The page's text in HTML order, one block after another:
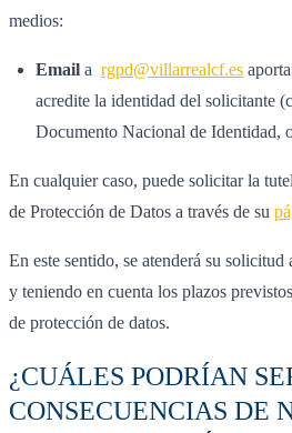
medios:
Email a rgpd@villarrealcf.es
acredite la identidad del solicitante
Documento Nacional de Identidad,
En cualquier caso, puede solicitar la
de Protección de Datos a través de su
En este sentido, se atenderá su
y teniendo en cuenta los plazos
de protección de datos.
¿CUÁLES PODRÍAN
CONSECUENCIAS DE